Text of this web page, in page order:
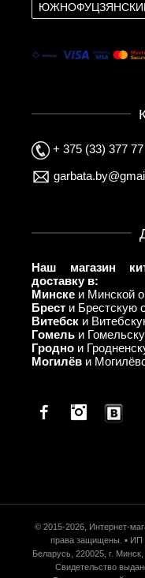
+ 375 (33) 377
Наш магазин
доставку в:
Минске и Минской
Брест и Брестскую
Витебск и
Гомель и
Гродно и
Могилёв и
Facebook
© 2015-2026, Интернет-
права защищены. ▪ ИП
Беларусь, 220025, г.
Свидетельство